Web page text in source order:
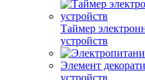
Таймер
устройств
Элемент
устройств